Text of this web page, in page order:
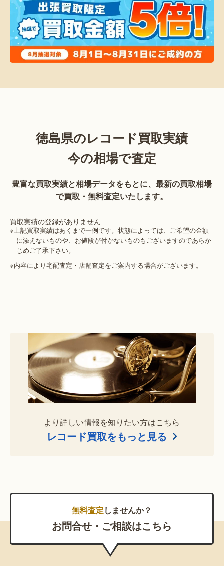
徳島県のレコード買取実績
今の相場で査定
豊富な買取実績と相場データをもとに、最新の買取相場
で買取・無料査定いたします。
買取実績の登録がありません
※上記買取実績はあくまで一例です。状態によっては、ご希望の金額
に添えないものや、お値段が付かないものもございますのであらか
じめご了承下さい。
※内容により宅配査定・店舗査定をご案内する場合がございます。
より詳しい情報を知りたい方はこちら
レコード買取をもっと見る
無料査定しませんか？
お問合せ・ご相談はこちら